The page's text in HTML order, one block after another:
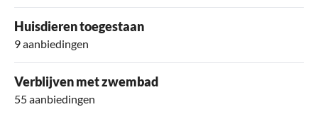
Huisdieren toegestaan
9 aanbiedingen
Verblijven met zwembad
55 aanbiedingen